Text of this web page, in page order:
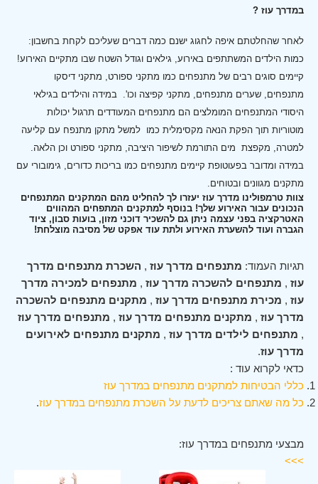
במדרך עוז ?
לאחר שהחלטתם איפה לחגוג ישנם כמה דברים שעליכם לקחת בחשבון:
כמות הילדים המשתתפים באירוע, גילאים וגודל השטח שבו מתקיים האירוע!
קיימים סוגים רבים של מתנפחים כמו מתקני ספורט, מתקני דיסקו
מתנפחים, שערים מתנפחים, מתקני קפיצה וכו'. במידה והילדים בגילאי
היסודי המתנפחים המומלצים הם מתנפחים המעודדים תרגול יכולות
מוטוריות תוך הפקת הנאה מקסימלית כמו למשל מתקן מתנפח עם קליעה
למטרה, מקפצת מים התורמת לשיפור היציבה, מתקני ספורט וכן הלאה.
במידה ומדובר בפעוטופת קיימים מתנפחים כמו בריכות כדורים, גימובורי עם
מתקנים מגוונים ובטוחים.
צוות טרמפולינו מדרך עוז יעזרו לך להחליט מהם המתקנים המתנפחים
הנכונים עבור האירוע שלך! בנוסף למתקנים המתפחים המהווים
האטרקציה בפני עצמה ניתן גם להשכיר דוכני מזון, בועות סבון, ציוד
הגברה ועוד להשערת האירוע ולתת עוד אפקט של מסיבה מוצלחת!
תגיות העמוד: מתנפחים מדרך עוז , השכרת מתנפחים מדרך
עוז , מתנפחים להשכרה מדרך עוז , מתנפחים למכירה מדרך
עוז , מכירת מתנפחים מדרך עוז , מתקנים מתנפחים להשכרה
מדרך עוז , מתקנים מתנפחים מדרך עוז , מתנפחים מדרך עוז
, מתנפחים לילדים מדרך עוז , מתקנים מתנפחים לאירועים
מדרך עוז.
כדאי לקרוא עוד :
כללי הבטיחות למתקנים מתנפחים במדרך עוז
כל מה שאתם צריכים לדעת על השכרת מתנפחים במדרך עוז.
מבצעי מתנפחים במדרך עוז:
>>>